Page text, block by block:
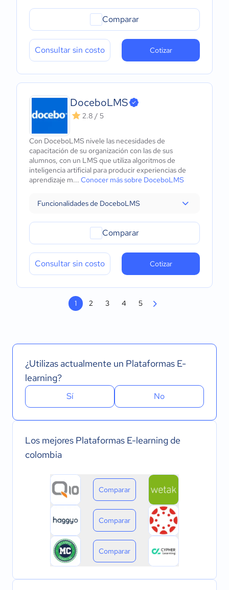
Comparar
Consultar sin costo Cotizar
DoceboLMS
2.8 / 5
Con DoceboLMS nivele las necesidades de
capacitación de su organización con las de sus
alumnos, con un LMS que utiliza algoritmos de
inteligencia artificial para producir experiencias de
aprendizaje m... Conocer más sobre DoceboLMS
Funcionalidades de DoceboLMS
Comparar
Consultar sin costo Cotizar
1 2 3 4 5
¿Utilizas actualmente un Plataformas E-
learning?
Sí No
Los mejores Plataformas E-learning de
colombia
Comparar
Comparar
Comparar